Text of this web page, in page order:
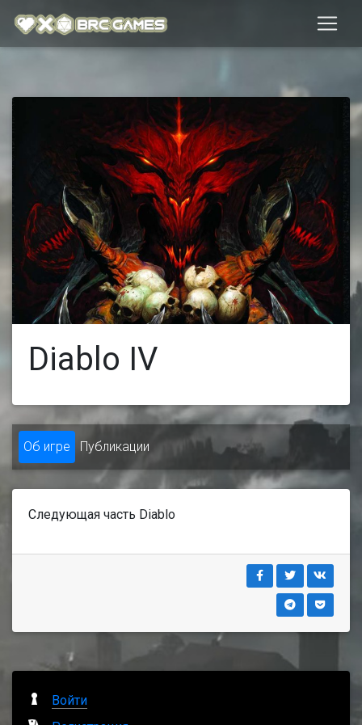
Diablo IV
Об игре Публикации
Следующая часть Diablo
Войти